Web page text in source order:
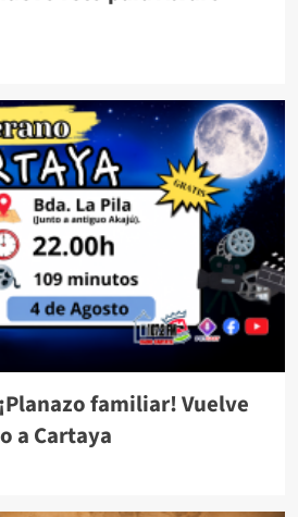
familiar! Vuelve
a Cartaya